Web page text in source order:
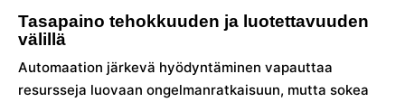
Tasapaino tehokkuuden ja luotettavuuden
välillä
Automaation järkevä hyödyntäminen vapauttaa
resursseja luovaan ongelmanratkaisuun, mutta sokea